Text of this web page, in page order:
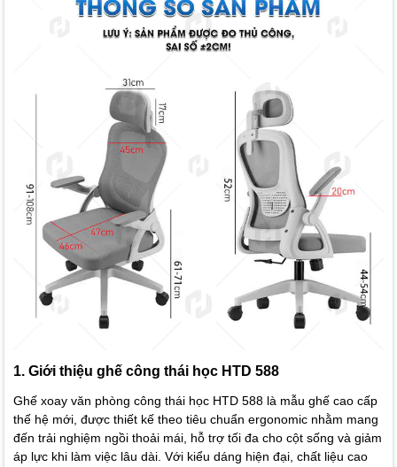
1. Giới thiệu ghế công thái học HTD 588
Ghế xoay văn phòng công thái học HTD 588 là mẫu ghế cao cấp
thế hệ mới, được thiết kế theo tiêu chuẩn ergonomic nhằm mang
đến trải nghiệm ngồi thoải mái, hỗ trợ tối đa cho cột sống và giảm
áp lực khi làm việc lâu dài. Với kiểu dáng hiện đại, chất liệu cao